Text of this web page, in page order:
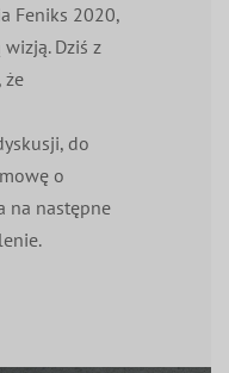
Feniks 2020,
Dziś z
że
do
o
na następne